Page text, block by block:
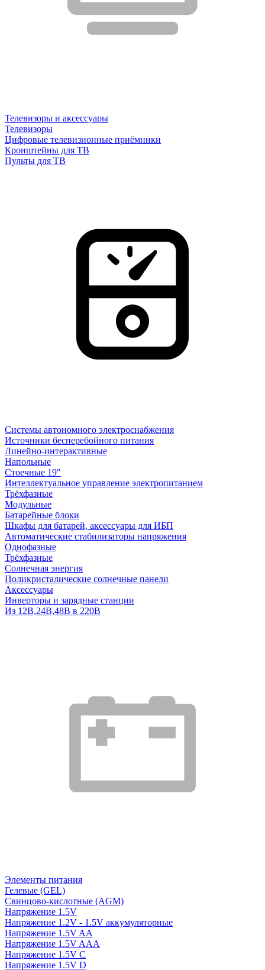
Телевизоры и аксессуары
Телевизоры
Цифровые телевизионные приёмники
Кронштейны для ТВ
Пульты для ТВ
Системы автономного электроснабжения
Источники бесперебойного питания
Линейно-интерактивные
Напольные
Стоечные 19"
Интеллектуальное управление электропитанием
Трёхфазные
Модульные
Батарейные блоки
Шкафы для батарей, аксессуары для ИБП
Автоматические стабилизаторы напряжения
Однофазные
Трёхфазные
Солнечная энергия
Поликристалические солнечные панели
Аксессуары
Инверторы и зарядные станции
Из 12В,24В,48В в 220В
Элементы питания
Гелевые (GEL)
Свинцово-кислотные (AGM)
Напряжение 1.5V
Напряжение 1.2V - 1.5V аккумуляторные
Напряжение 1.5V AA
Напряжение 1.5V AAA
Напряжение 1.5V C
Напряжение 1.5V D